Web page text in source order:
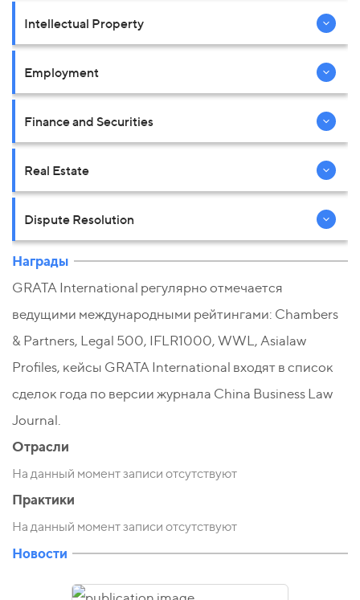
Intellectual Property
Employment
Finance and Securities
Real Estate
Dispute Resolution
Награды
GRATA International регулярно отмечается
ведущими международными рейтингами: Chambers
& Partners, Legal 500, IFLR1000, WWL, Asialaw
Profiles, кейсы GRATA International входят в список
сделок года по версии журнала China Business Law
Journal.
Отрасли
На данный момент записи отсутствуют
Практики
На данный момент записи отсутствуют
Новости